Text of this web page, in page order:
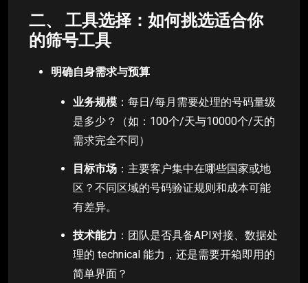
二、 工具选择：如何挑选适合你
的筛号工具
明确自身需求与预算
业务规模 ：每日/每月需要处理的号码量级
是多少？（如：100个/天与10000个/天的
需求完全不同）
目标市场 ：主要客户集中在哪些国家或地
区？不同区域的号码验证规则和成本可能
有差异。
技术能力 ：团队是否具备API对接、数据处
理的 technical 能力，还是需要开箱即用的
简单界面？